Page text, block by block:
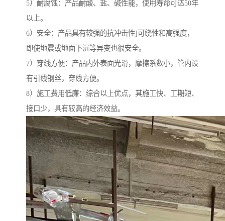
5）耐腐蚀：产品耐酸、盐、碱性能，使用寿命可达50年
以上。
6）安全：产品具有较强的抗冲击性]可绕性和高强度，
即使地震或地面下沉等异变也很安全。
7）穿线方便：产品内外表面光滑，摩擦系数小，管内设
有引线钢丝，穿线方便。
8）施工费用低廉：综合以上优点，其施工快、工期短、
接口少，具有较高的经济效益。